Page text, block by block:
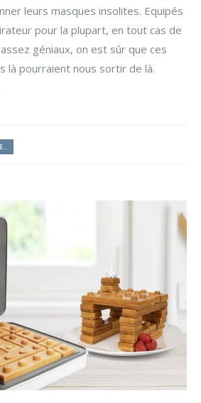
leurs masques insolites. Equipés
pour la plupart, en tout cas de
géniaux, on est sûr que ces
là pourraient nous sortir de là.